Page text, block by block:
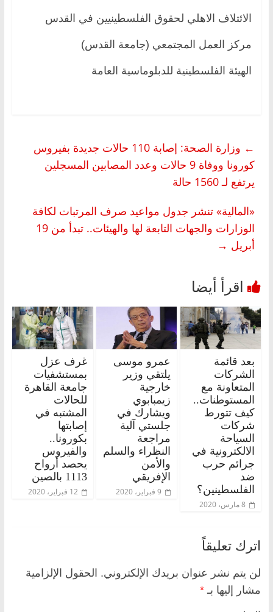
الائتلاف الاهلي لحقوق الفلسطينيين في القدس
مركز العمل المجتمعي (جامعة القدس)
الهيئة الفلسطينية للدبلوماسية العامة
←
وزارة الصحة: إصابة 110 حالات جديدة بفيروس
كورونا ووفاة 9 حالات وعدد المصابين المسجلين
يرتفع لـ 1560 حالة
«المالية» تنشر جدول مواعيد صرف المرتبات لكافة
الوزارات والجهات التابعة لها والهيئات.. تبدأ من 19
أبريل →
بعد قائمة
الشركات
المتعاونة مع
المستوطنات..
كيف تتورط
شركات
السياحة
الالكترونية في
جرائم حرب
ضد
الفلسطينين؟
8 مارس، 2020
عمرو موسى
يلتقي وزير
خارجية
زيمبابوي
ويشارك في
جلستي آلية
مراجعة
النظراء والسلم
والأمن
الإفريقي
9 فبراير، 2020
غرف عزل
بمستشفيات
جامعة القاهرة
للحالات
المشتبه في
إصابتها
بكورونا..
والفيروس
يحصد أرواح
1113 بالصين
12 فبراير، 2020
اترك تعليقاً
لن يتم نشر عنوان بريدك الإلكتروني. الحقول الإلزامية
مشار إليها بـ *